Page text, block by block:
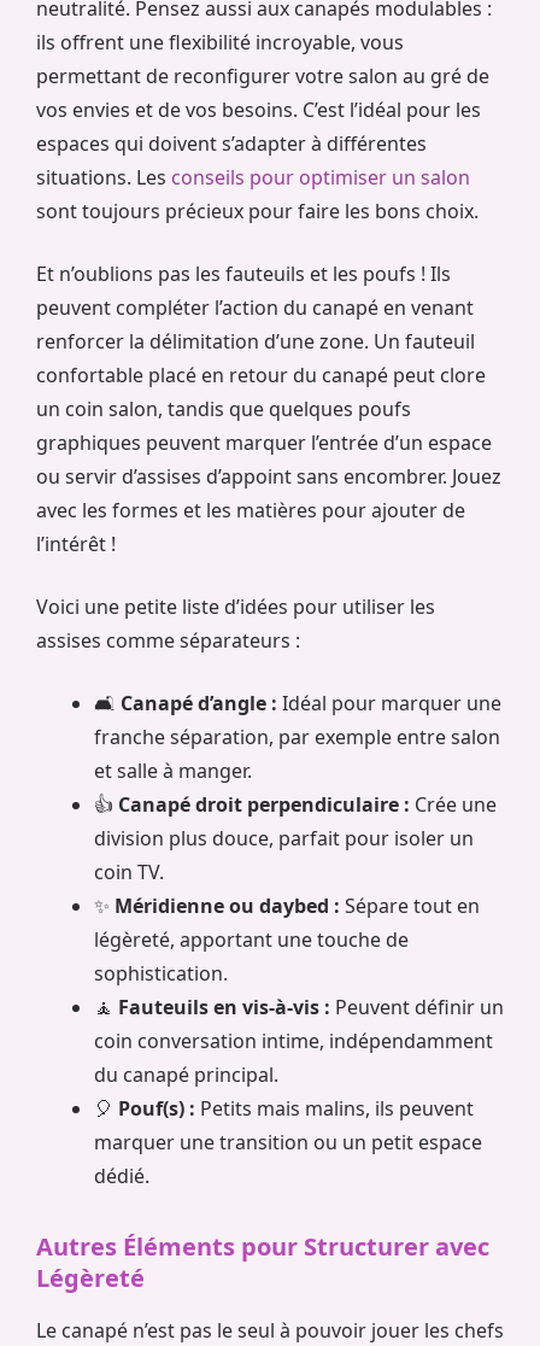
neutralité. Pensez aussi aux canapés modulables :
ils offrent une flexibilité incroyable, vous
permettant de reconfigurer votre salon au gré de
vos envies et de vos besoins. C’est l’idéal pour les
espaces qui doivent s’adapter à différentes
situations. Les conseils pour optimiser un salon
sont toujours précieux pour faire les bons choix.
Et n’oublions pas les fauteuils et les poufs ! Ils
peuvent compléter l’action du canapé en venant
renforcer la délimitation d’une zone. Un fauteuil
confortable placé en retour du canapé peut clore
un coin salon, tandis que quelques poufs
graphiques peuvent marquer l’entrée d’un espace
ou servir d’assises d’appoint sans encombrer. Jouez
avec les formes et les matières pour ajouter de
l’intérêt !
Voici une petite liste d’idées pour utiliser les
assises comme séparateurs :
🛋️ Canapé d’angle : Idéal pour marquer une
franche séparation, par exemple entre salon
et salle à manger.
👍 Canapé droit perpendiculaire : Crée une
division plus douce, parfait pour isoler un
coin TV.
✨ Méridienne ou daybed : Sépare tout en
légèreté, apportant une touche de
sophistication.
🧘 Fauteuils en vis-à-vis : Peuvent définir un
coin conversation intime, indépendamment
du canapé principal.
🎈 Pouf(s) : Petits mais malins, ils peuvent
marquer une transition ou un petit espace
dédié.
Autres Éléments pour Structurer avec
Légèreté
Le canapé n’est pas le seul à pouvoir jouer les chefs